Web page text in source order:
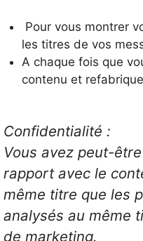
Pour vous montrer
les titres de vos
A chaque fois que
contenu et
Confidentialité :
Vous avez peut-
rapport avec le
même titre que les
analysés au même
de marketing.